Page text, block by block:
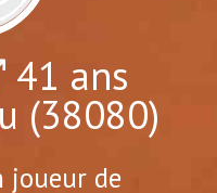
41 ans
(38080)
joueur de